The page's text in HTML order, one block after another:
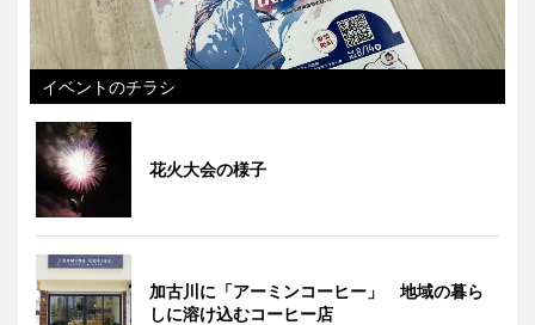
イベントのチラシ
花火大会の様子
加古川に「アーミンコーヒー」 地域の暮ら
しに溶け込むコーヒー店